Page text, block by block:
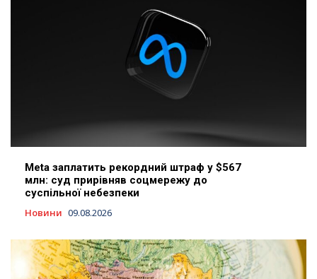
Meta заплатить рекордний штраф у $567
млн: суд прирівняв соцмережу до
суспільної небезпеки
Новини 09.08.2026